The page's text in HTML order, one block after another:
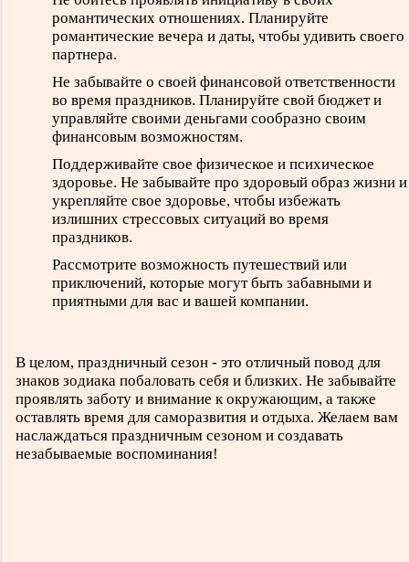
романтических отношениях. Планируйте
романтические вечера и даты, чтобы удивить своего
партнера.
Не забывайте о своей финансовой ответственности
во время праздников. Планируйте свой бюджет и
управляйте своими деньгами сообразно своим
финансовым возможностям.
Поддерживайте свое физическое и психическое
здоровье. Не забывайте про здоровый образ жизни и
укрепляйте свое здоровье, чтобы избежать
излишних стрессовых ситуаций во время
праздников.
Рассмотрите возможность путешествий или
приключений, которые могут быть забавными и
приятными для вас и вашей компании.
В целом, праздничный сезон - это отличный повод для
знаков зодиака побаловать себя и близких. Не забывайте
проявлять заботу и внимание к окружающим, а также
оставлять время для саморазвития и отдыха. Желаем вам
наслаждаться праздничным сезоном и создавать
незабываемые воспоминания!